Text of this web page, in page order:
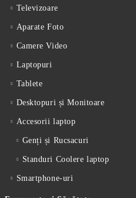
Televizoare
Aparate Foto
Camere Video
Laptopuri
Tablete
Desktopuri și Monitoare
Accesorii laptop
Genți și Rucsacuri
Standuri Coolere laptop
Smartphone-uri